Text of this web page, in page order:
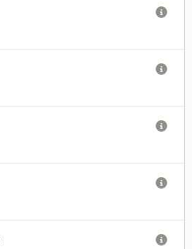




